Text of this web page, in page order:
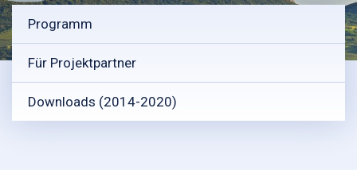
Programm
Für Projektpartner
Downloads (2014-2020)